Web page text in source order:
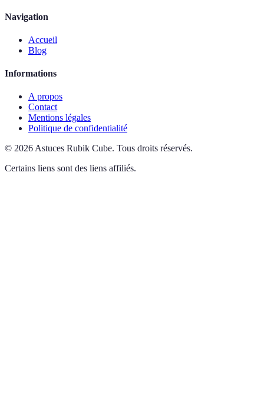
Navigation
Accueil
Blog
Informations
A propos
Contact
Mentions légales
Politique de confidentialité
© 2026Astuces Rubik Cube. Tous droits réservés.
Certains liens sont des liens affiliés.